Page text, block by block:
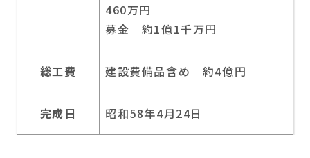
460万円
募金 約1億1千万円
総工費 建設費備品含め 約4億円
完成日 昭和58年4月24日